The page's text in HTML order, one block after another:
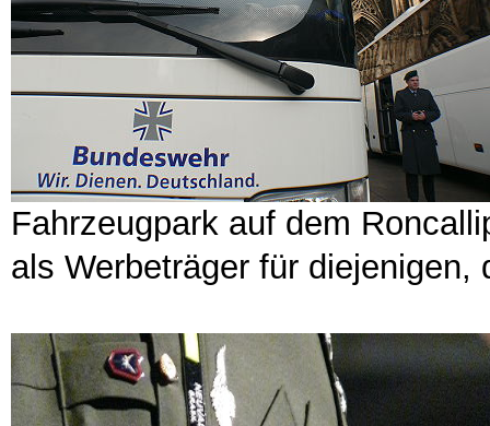
Fahrzeugpark auf dem
als Werbeträger für diejenigen,